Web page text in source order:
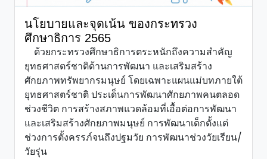
นโยบายและจุดเน้น ของกระทรวง
ศึกษาธิการ 2565
ด้วยกระทรวงศึกษาธิการตระหนักถึงความสำคัญ
ยุทธศาสตร์ชาติด้านการพัฒนา และเสริมสร้าง
ศักยภาพทรัพยากรมนุษย์ โดยเฉพาะแผนแม่บทภายใต้
ยุทธศาสตร์ชาติ ประเด็นการพัฒนาศักยภาพคนตลอด
ช่วงชีวิต การสร้างสภาพแวดล้อมที่เอื้อต่อการพัฒนา
และเสริมสร้างศักยภาพมนุษย์ การพัฒนาเด็กตั้งแต่
ช่วงการตั้งครรภ์จนถึงปฐมวัย การพัฒนาช่วงวัยเรียน/
วัยรุ่น